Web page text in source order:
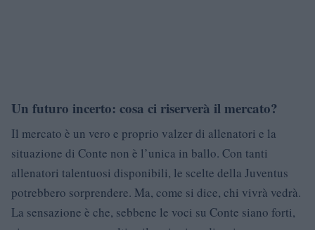
Un futuro incerto: cosa ci riserverà il mercato?
Il mercato è un vero e proprio valzer di allenatori e la
situazione di Conte non è l’unica in ballo. Con tanti
allenatori talentuosi disponibili, le scelte della Juventus
potrebbero sorprendere. Ma, come si dice, chi vivrà vedrà.
La sensazione è che, sebbene le voci su Conte siano forti,